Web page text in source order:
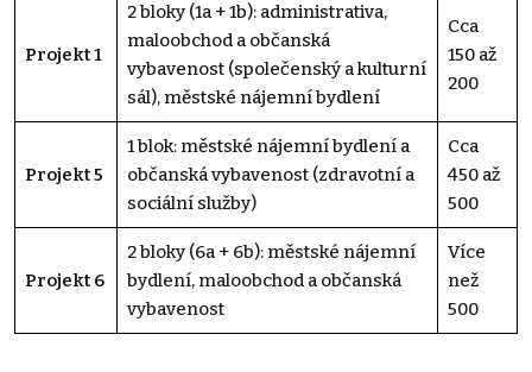
Projekt 1
2 bloky (1a + 1b): administrativa,
maloobchod a občanská
vybavenost (společenský a kulturní
sál), městské nájemní bydlení
Cca
150 až
200
Projekt 5
1 blok: městské nájemní bydlení a
občanská vybavenost (zdravotní a
sociální služby)
Cca
450 až
500
Projekt 6
2 bloky (6a + 6b): městské nájemní
bydlení, maloobchod a občanská
vybavenost
Více
než
500